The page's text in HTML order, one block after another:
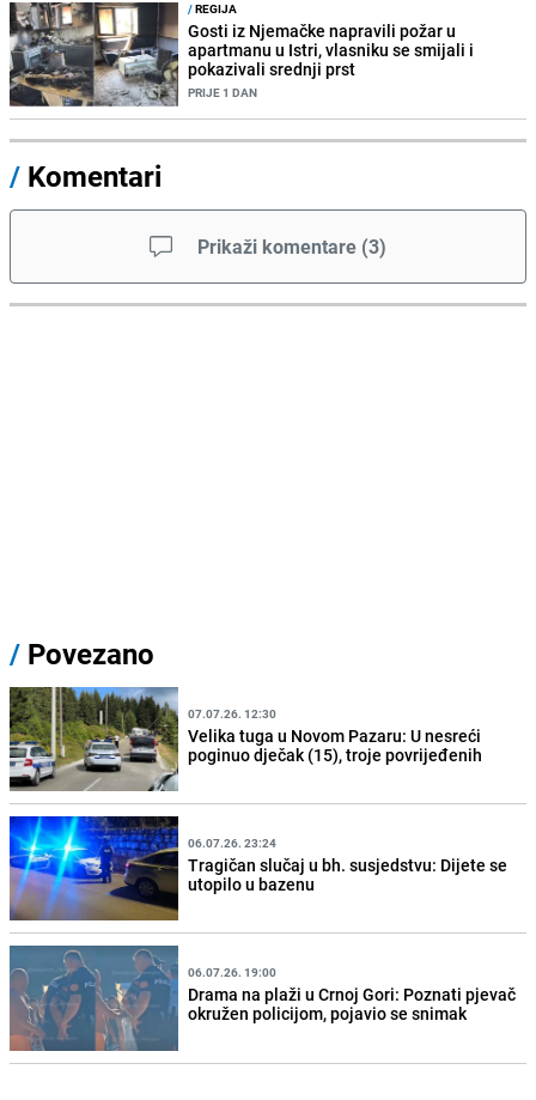
/REGIJA
Gosti iz Njemačke napravili požar u
apartmanu u Istri, vlasniku se smijali i
pokazivali srednji prst
PRIJE 1 DAN
/ Komentari
Prikaži komentare (3)
/ Povezano
07.07.26. 12:30
Velika tuga u Novom Pazaru: U nesreći
poginuo dječak (15), troje povrijeđenih
06.07.26. 23:24
Tragičan slučaj u bh. susjedstvu: Dijete se
utopilo u bazenu
06.07.26. 19:00
Drama na plaži u Crnoj Gori: Poznati pjevač
okružen policijom, pojavio se snimak